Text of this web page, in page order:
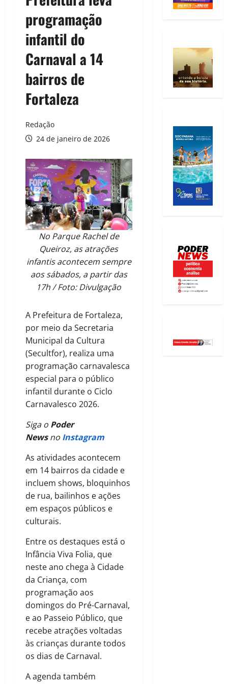
programação
infantil do
Carnaval a 14
bairros de
Fortaleza
Redação
24 de janeiro de 2026
No Parque Rachel de
Queiroz, as atrações
infantis acontecem sempre
aos sábados, a partir das
17h / Foto: Divulgação
A Prefeitura de Fortaleza,
por meio da Secretaria
Municipal da Cultura
(Secultfor), realiza uma
programação carnavalesca
especial para o público
infantil durante o Ciclo
Carnavalesco 2026.
Siga o Poder
Newsno Instagram
As atividades acontecem
em 14 bairros da cidade e
incluem shows, bloquinhos
de rua, bailinhos e ações
em espaços públicos e
culturais.
Entre os destaques está o
Infância Viva Folia, que
neste ano chega à Cidade
da Criança, com
programação aos
domingos do Pré-Carnaval,
e ao Passeio Público, que
recebe atrações voltadas
às crianças durante todos
os dias de Carnaval.
A agenda também